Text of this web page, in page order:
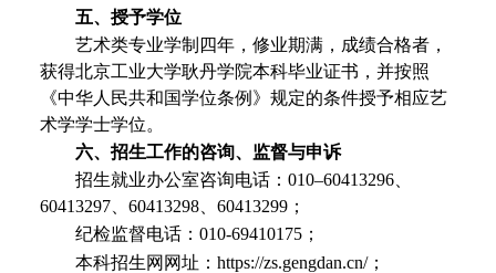
五、 授予学位
艺术类专业学制四年，修业期满，成绩合格者，
获得北京工业大学耿丹学院本科毕业证书，并按照
《中华人民共和国学位条例》规定的条件授予相应艺
术学学士学位。
六、招生工作的咨询、监督与申诉
招生就业办公室咨询电话： 010–60413296、
60413297、60413298、60413299；
纪检监督电话： 010-69410175；
本科招生网网址： https://zs.gengdan.cn/；